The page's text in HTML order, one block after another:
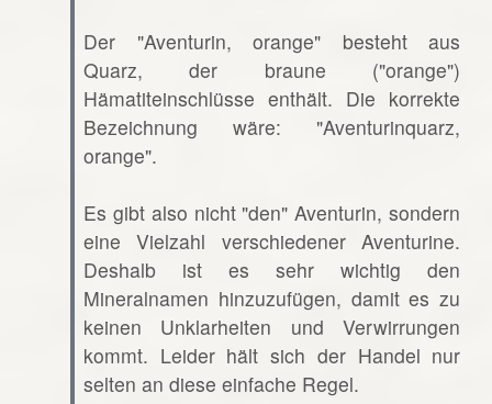
Der "Aventurin, orange" besteht aus
Quarz, der braune ("orange")
Hämatiteinschlüsse enthält. Die korrekte
Bezeichnung wäre: "Aventurinquarz,
orange".
Es gibt also nicht "den" Aventurin, sondern
eine Vielzahl verschiedener Aventurine.
Deshalb ist es sehr wichtig den
Mineralnamen hinzuzufügen, damit es zu
keinen Unklarheiten und Verwirrungen
kommt. Leider hält sich der Handel nur
selten an diese einfache Regel.